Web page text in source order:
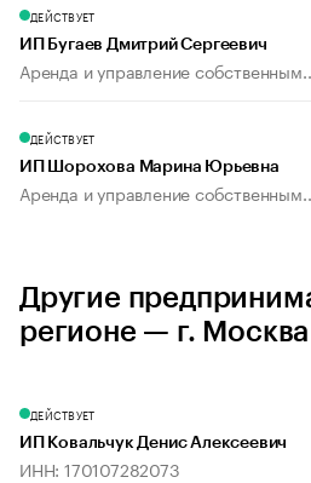
ДЕЙСТВУЕТ
ИП Бугаев Дмитрий Сергеевич
Аренда и управление
ДЕЙСТВУЕТ
ИП Шорохова Марина Юрьевна
Аренда и управление
Другие
регионе — г. Москва
ДЕЙСТВУЕТ
ИП Ковальчук Денис Алексеевич
ИНН: 170107282073